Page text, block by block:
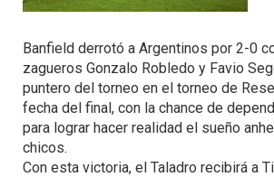
Banfield derrotó a Argentinos por 2-0
zagueros Gonzalo Robledo y Favio
puntero del torneo en el torneo de
fecha del final, con la chance de
para lograr hacer realidad el sueño
chicos.
Con esta victoria, el Taladro recibirá a